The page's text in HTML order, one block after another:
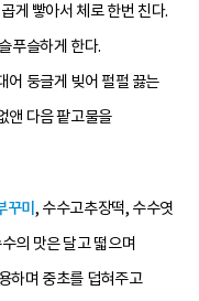
게 빻아서 체로 한번 친다.
푸슬하게 한다.
어 둥글게 빚어 펄펄 끓는
앤 다음 팥고물을
꾸미, 수수고추장떡, 수수엿
의 맛은 달고 떫으며
하며 중초를 덥혀주고